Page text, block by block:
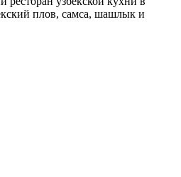
плов, самса, шашлык и